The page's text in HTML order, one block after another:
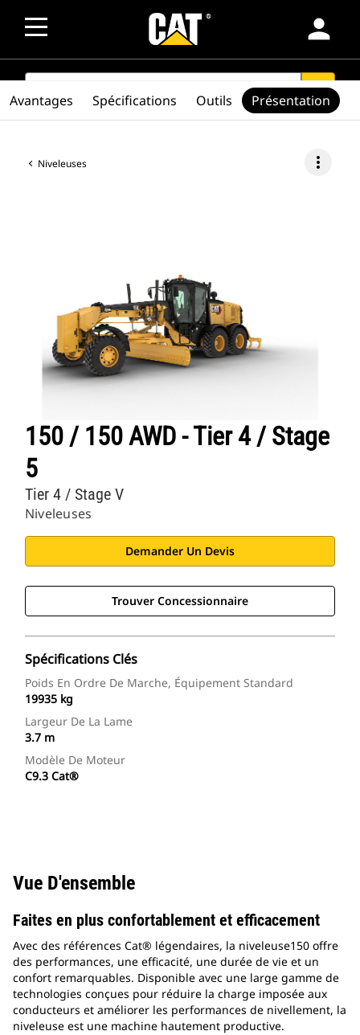
person
SEARCH search
Niveleuses more_vert
150 / 150 AWD - Tier 4 / Stage
5
Niveleuses
Tier 4 / Stage V
Demander Un Devis
Trouver Concessionnaire
Spécifications Clés
Poids En Ordre De Marche, Équipement Standard
19935 kg
Largeur De La Lame
3.7 m
Modèle De Moteur
C9.3 Cat®
Avantages Spécifications Outils Présentation
Vue D'ensemble
Faites en plus confortablement et efficacement
Avec des références Cat® légendaires, la niveleuse150 offre
des performances, une efficacité, une durée de vie et un
confort remarquables. Disponible avec une large gamme de
technologies conçues pour réduire la charge imposée aux
conducteurs et améliorer les performances de nivellement, la
niveleuse est une machine hautement productive.